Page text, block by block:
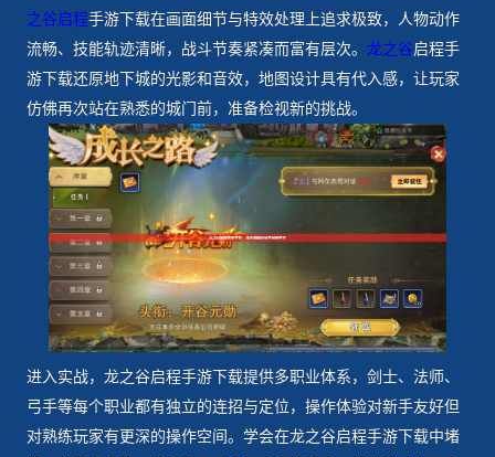
之谷启程手游下载在画面细节与特效处理上追求极致，人物动作
流畅、技能轨迹清晰，战斗节奏紧凑而富有层次。 龙之谷启程手
游下载还原地下城的光影和音效，地图设计具有代入感，让玩家
仿佛再次站在熟悉的城门前，准备检视新的挑战。
进入实战，龙之谷启程手游下载提供多职业体系，剑士、法师、
弓手等每个职业都有独立的连招与定位，操作体验对新手友好但
对熟练玩家有更深的操作空间。学会在龙之谷启程手游下载中堵